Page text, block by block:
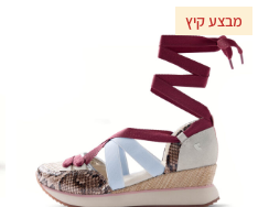
מבצע קיץ